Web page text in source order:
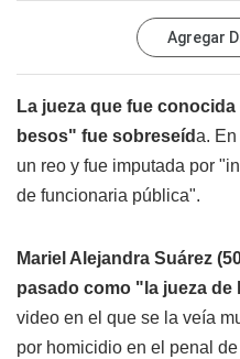
Agregar
La jueza que fue
besos" fue sobreseída.
un reo y fue imputada por
de funcionaria pública".
Mariel Alejandra Suárez
pasado como "la jueza de
video en el que se la veía
por homicidio en el penal de